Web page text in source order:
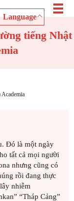
Language
メ
tiếng Nhật
Đó là một ngày
tất cả mọi người
nhưng cũng có
rồi đang thực
nhiễm
“Tháp Cảng”